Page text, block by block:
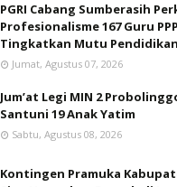
PGRI Cabang Sumberasih
Profesionalisme 167 Guru
Tingkatkan Mutu Pendidikan
Jumat, Agustus 07, 2026
Jum’at Legi MIN 2
Santuni 19 Anak Yatim
Sabtu, Agustus 08, 2026
Kontingen Pramuka